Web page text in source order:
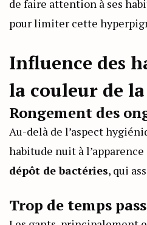
de faire attention à ses
pour limiter cette
Influence des
la couleur de
Rongement des
Au-delà de l’aspect
habitude nuit à
dépôt de bactéries, qui
Trop de temps